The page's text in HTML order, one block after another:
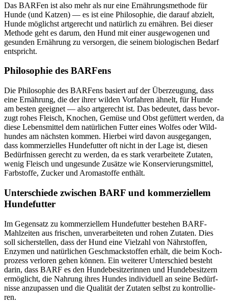
Das BAR­Fen ist also mehr als nur eine Ernäh­rungs­me­tho­de für
Hun­de (und Kat­zen) — es ist eine Phi­lo­so­phie, die dar­auf abzielt,
Hun­de mög­lichst art­ge­recht und natür­lich zu ernäh­ren. Bei die­ser
Metho­de geht es dar­um, den Hund mit einer aus­ge­wo­ge­nen und
gesun­den Ernäh­rung zu ver­sor­gen, die sei­nem bio­lo­gi­schen Bedarf
ent­spricht.
Phi­lo­so­phie des BAR­Fens
Die Phi­lo­so­phie des BAR­Fens basiert auf der Über­zeu­gung, dass
eine Ernäh­rung, die der ihrer wil­den Vor­fah­ren ähnelt, für Hun­de
am bes­ten geeig­net — also art­ge­recht ist. Das bedeu­tet, dass bevor­
zugt rohes Fleisch, Kno­chen, Gemü­se und Obst gefüt­tert wer­den, da
die­se Lebens­mit­tel dem natür­li­chen Fut­ter eines Wol­fes oder Wild­
hun­des am nächs­ten kom­men. Hier­bei wird davon aus­ge­gan­gen,
dass kom­mer­zi­el­les Hun­de­fut­ter oft nicht in der Lage ist, die­sen
Bedürf­nis­sen gerecht zu wer­den, da es stark ver­ar­bei­te­te Zuta­ten,
wenig Fleisch und unge­sun­de Zusät­ze wie Kon­ser­vie­rungs­mit­tel,
Farb­stof­fe, Zucker und Aro­ma­stof­fe ent­hält.
Unter­schie­de zwi­schen BARF und kom­mer­zi­el­lem
Hun­de­fut­ter
Im Gegen­satz zu kom­mer­zi­el­lem Hun­de­fut­ter bestehen BARF-
Mahl­zei­ten aus fri­schen, unver­ar­bei­te­ten und rohen Zuta­ten. Dies
soll sicher­stel­len, dass der Hund eine Viel­zahl von Nähr­stof­fen,
Enzy­men und natür­li­chen Geschmackstof­fen erhält, die beim Koch­
pro­zess ver­lo­ren gehen kön­nen. Ein wei­te­rer Unter­schied besteht
dar­in, dass BARF es den Hun­de­be­sit­ze­rin­nen und Hun­de­be­sit­zern
ermög­licht, die Nah­rung ihres Hun­des indi­vi­du­ell an sei­ne Bedürf­
nis­se anzu­pas­sen und die Qua­li­tät der Zuta­ten selbst zu kon­trol­lie­
ren.